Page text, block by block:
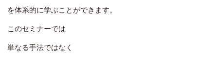
を体系的に学ぶことができます。
このセミナーでは
単なる手法ではなく